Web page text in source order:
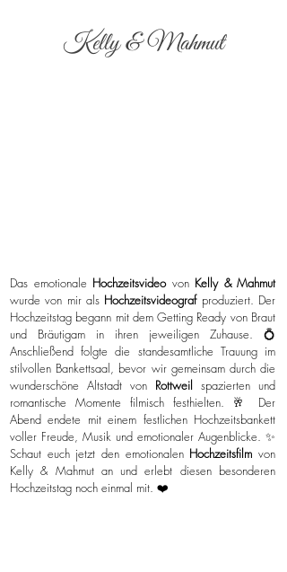
Kelly & Mahmut
Das emotionale Hochzeitsvideovon Kelly & Mahmut
wurde von mir als Hochzeitsvideograf produziert. Der
Hochzeitstag begann mit dem Getting Ready von Braut
und Bräutigam in ihren jeweiligen Zuhause. 💍
Anschließend folgte die standesamtliche Trauung im
stilvollen Bankettsaal, bevor wir gemeinsam durch die
wunderschöne Altstadt von Rottweil spazierten und
romantische Momente filmisch festhielten. 🥂 Der
Abend endete mit einem festlichen Hochzeitsbankett
voller Freude, Musik und emotionaler Augenblicke. ✨
Schaut euch jetzt den emotionalen Hochzeitsfilmvon
Kelly & Mahmut an und erlebt diesen besonderen
Hochzeitstag noch einmal mit. ❤️